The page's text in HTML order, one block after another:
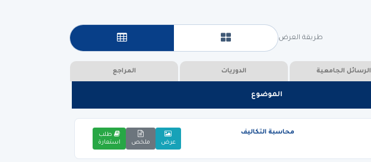
طريقة العرض
عرض البطاقات عرض جدولي
الرسائل الجامعية الدوريات المراجع
الموضوع
محاسبة التكاليف
عرض ملخص
طلب
استعارة